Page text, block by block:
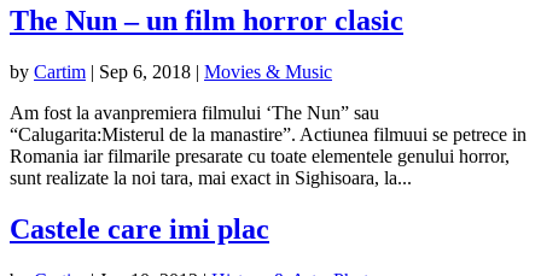
The Nun – un film horror clasic
by Cartim | Sep 6, 2018 | Movies & Music
Am fost la avanpremiera filmului ‘The Nun” sau
“Calugarita:Misterul de la manastire”. Actiunea filmuui se petrece in
Romania iar filmarile presarate cu toate elementele genului horror,
sunt realizate la noi tara, mai exact in Sighisoara, la...
Castele care imi plac